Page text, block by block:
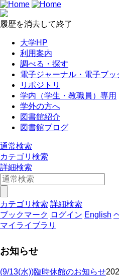
履歴を消去して終了
大学HP
利用案内
調べる・探す
電子ジャーナル・電子ブッ
リポジトリ
学内（学生・教職員）専用
学外の方へ
図書館紹介
図書館ブログ
通常検索
カテゴリ検索
詳細検索
カテゴリ検索 詳細検索
ブックマーク ログイン English
マイライブラリ
お知らせ
(9/13(水))臨時休館のお知らせ